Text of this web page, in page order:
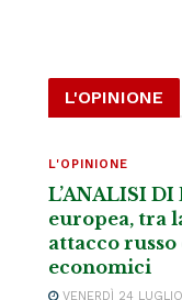
L'OPINIONE
L'OPINIONE
L’ANALISI DI
europea, tra
attacco
economici
VENERDÌ 24